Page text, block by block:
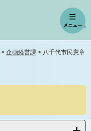
> 企画経営課 > 八千代市民憲章